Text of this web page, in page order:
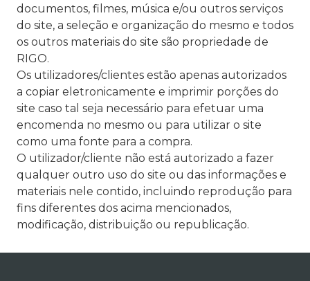
documentos, filmes, música e/ou outros serviços
do site, a seleção e organização do mesmo e todos
os outros materiais do site são propriedade de
RIGO.
Os utilizadores/clientes estão apenas autorizados
a copiar eletronicamente e imprimir porções do
site caso tal seja necessário para efetuar uma
encomenda no mesmo ou para utilizar o site
como uma fonte para a compra.
O utilizador/cliente não está autorizado a fazer
qualquer outro uso do site ou das informações e
materiais nele contido, incluindo reprodução para
fins diferentes dos acima mencionados,
modificação, distribuição ou republicação.